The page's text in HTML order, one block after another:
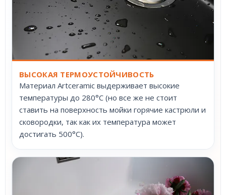
ВЫСОКАЯ ТЕРМОУСТОЙЧИВОСТЬ
Материал Artceramic выдерживает высокие
температуры до 280°С (но все же не стоит
ставить на поверхность мойки горячие кастрюли и
сковородки, так как их температура может
достигать 500°С).